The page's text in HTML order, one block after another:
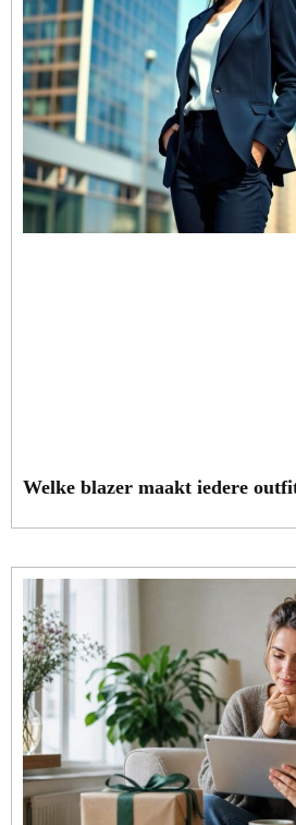
Welke blazer maakt iedere